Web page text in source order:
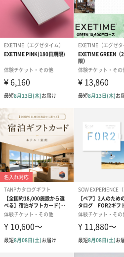
内のし（110円） 外のし（
ラッピング
一般包装紙（0円） 還暦（0